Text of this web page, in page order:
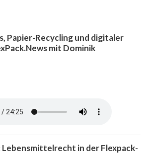
Papier-Recycling und digitaler
mit Dominik
Lebensmittelrecht in der Flexpack-